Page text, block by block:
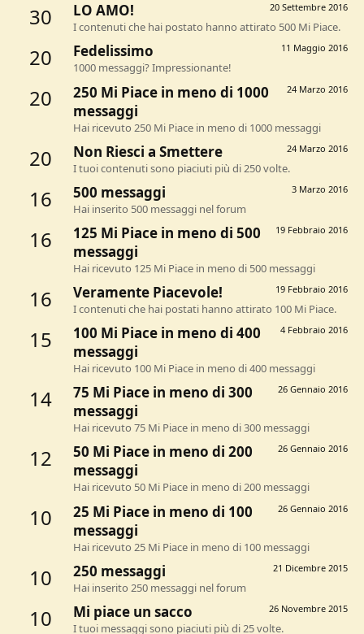
30 20 Settembre 2016
LO AMO!
I contenuti che hai postato hanno attirato 500 Mi Piace.
20 11 Maggio 2016
Fedelissimo
1000 messaggi? Impressionante!
20 24 Marzo 2016
250 Mi Piace in meno di 1000
messaggi
Hai ricevuto 250 Mi Piace in meno di 1000 messaggi
20 24 Marzo 2016
Non Riesci a Smettere
I tuoi contenuti sono piaciuti più di 250 volte.
16 3 Marzo 2016
500 messaggi
Hai inserito 500 messaggi nel forum
16 19 Febbraio 2016
125 Mi Piace in meno di 500
messaggi
Hai ricevuto 125 Mi Piace in meno di 500 messaggi
16 19 Febbraio 2016
Veramente Piacevole!
I contenuti che hai postati hanno attirato 100 Mi Piace.
15 4 Febbraio 2016
100 Mi Piace in meno di 400
messaggi
Hai ricevuto 100 Mi Piace in meno di 400 messaggi
14 26 Gennaio 2016
75 Mi Piace in meno di 300
messaggi
Hai ricevuto 75 Mi Piace in meno di 300 messaggi
12 26 Gennaio 2016
50 Mi Piace in meno di 200
messaggi
Hai ricevuto 50 Mi Piace in meno di 200 messaggi
10 26 Gennaio 2016
25 Mi Piace in meno di 100
messaggi
Hai ricevuto 25 Mi Piace in meno di 100 messaggi
10 21 Dicembre 2015
250 messaggi
Hai inserito 250 messaggi nel forum
10 26 Novembre 2015
Mi piace un sacco
I tuoi messaggi sono piaciuti più di 25 volte.